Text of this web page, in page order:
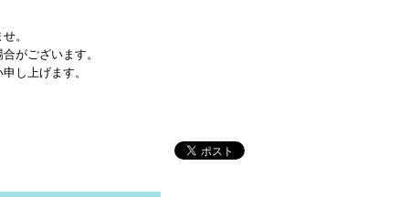
。
がございます。
し上げます。